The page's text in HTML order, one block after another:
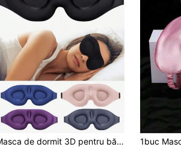
Masca de dormit 3D pentru bărbați și femei, mască de noapte blackout pentru blocarea luminii, acoperire oculară moale și respirabilă pentru călătorii, birou și pui de somn, esențial trending pentru întoarcerea la școală, cadou pentru colegi și prieteni, mască de dormit confortabilă pentru dormitor și avion, accesoriu de călătorie indispensabil